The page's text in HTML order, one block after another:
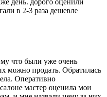
в 2-3 раза дешевле
что были уже очень
можно продать. Обратилась
Оперативно
мастер оценила мои